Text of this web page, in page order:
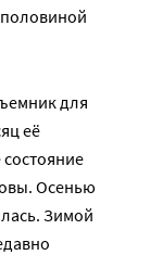
для
её
Осенью
Зимой